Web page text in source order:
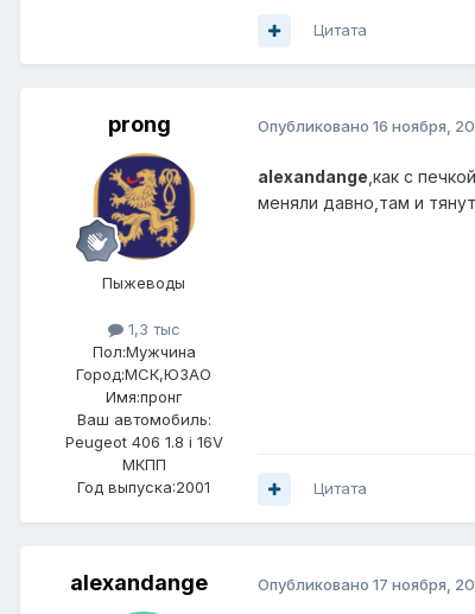
Цитата
prong
Пыжеводы
1,3 тыс
Пол:Мужчина
Город:МСК,ЮЗАО
Имя:пронг
Ваш автомобиль:
Peugeot 406 1.8 i 16V
МКПП
Год выпуска:2001
Опубликовано 16 ноября,
alexandange ,как с
меняли давно,там и
Цитата
alexandange Опубликовано 17 ноября,